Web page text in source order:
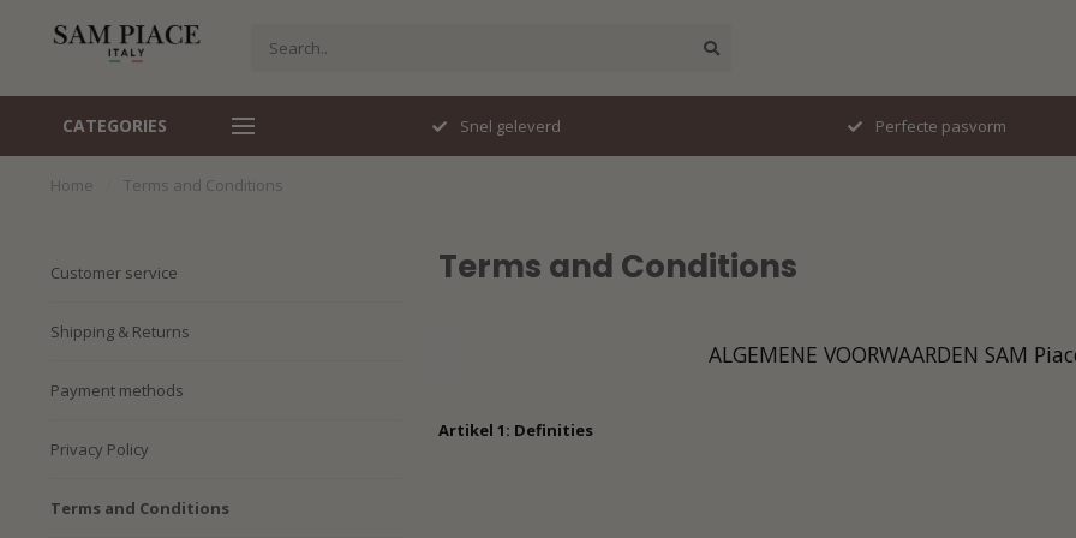
CATEGORIES
Travelstof specialist Snel geleverd Perfecte pasvorm
Home Terms and Conditions
Customer service
Shipping & Returns
Payment methods
Privacy Policy
Terms and Conditions
Terms and Conditions
ALGEMENE VOORWAARDEN SAM
Artikel 1: Definities